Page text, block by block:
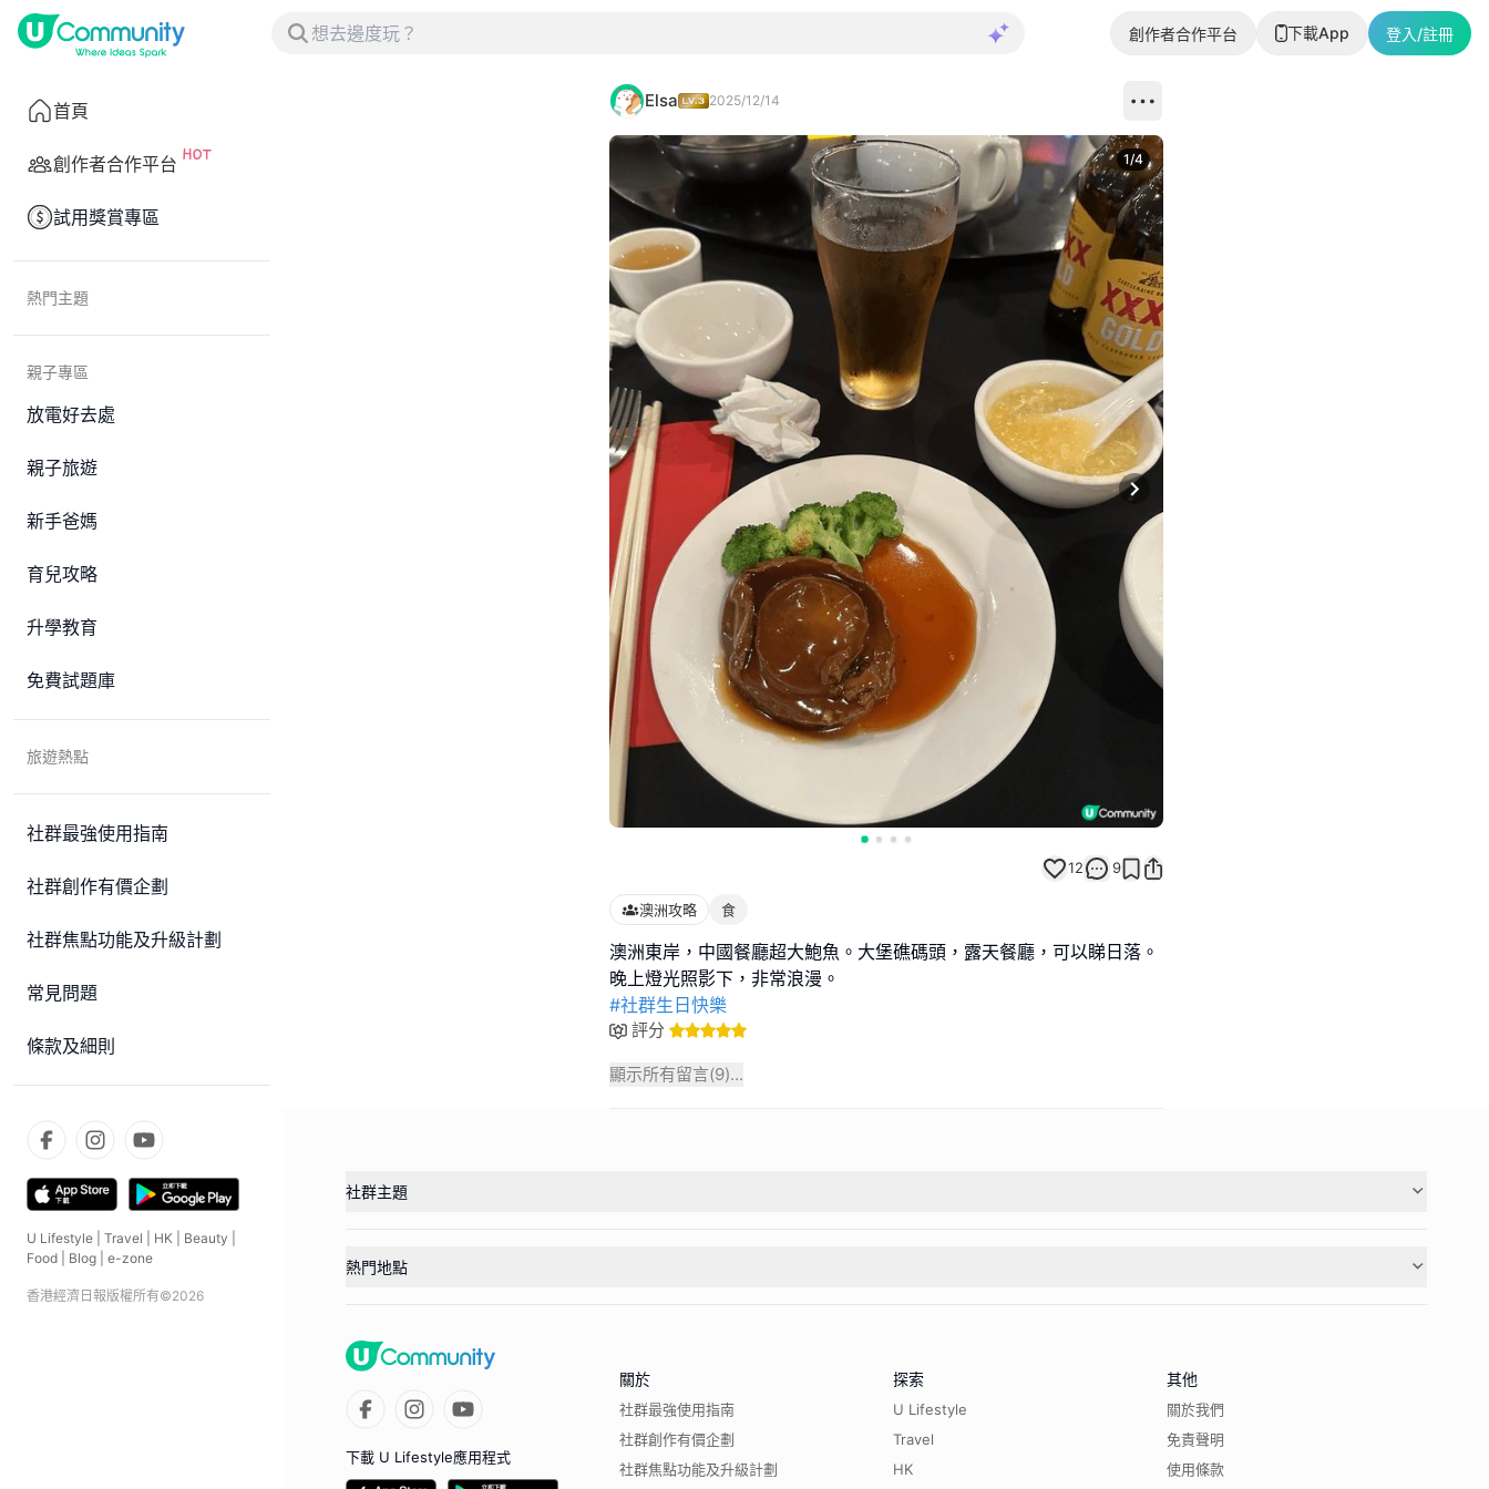
創作者合作平台 下載App 登入/註冊
首頁
創作者合作平台
試用獎賞專區
熱門主題
親子專區
放電好去處
親子旅遊
新手爸媽
育兒攻略
升學教育
免費試題庫
旅遊熱點
社群最強使用指南
社群創作有價企劃
社群焦點功能及升級計劃
常見問題
條款及細則
U Lifestyle Travel HK Beauty
Food
Blog e-zone
香港經濟日報版權所有©2026
Elsa 2025/12/14
Next slide
1/4
12 9
澳洲攻略 食
澳洲東岸，中國餐廳超大鮑魚。大堡礁碼頭，露天餐廳，可以睇日落。
#社群生日快樂
評分
顯示所有留言(9)...
社群主題
熱門地點
下載 U Lifestyle應用程式
關於
社群最強使用指南
社群創作有價企劃
社群焦點功能及升級計劃
探索
U Lifestyle
Travel
HK
其他
關於我們
免責聲明
使用條款